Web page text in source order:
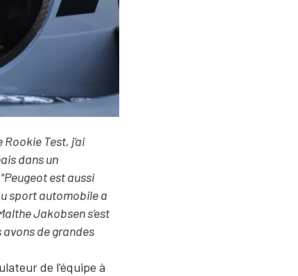
Test, j’ai
dans un
"Peugeot est aussi
sport automobile a
Jakobsen s’est
de grandes
de l'équipe à